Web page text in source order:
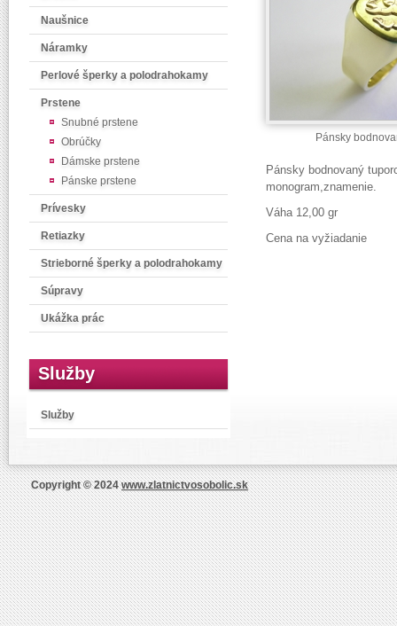
Naušnice
Náramky
Perlové šperky a polodrahokamy
Prstene
Snubné prstene
Obrúčky
Dámske prstene
Pánske prstene
Prívesky
Retiazky
Strieborné šperky a polodrahokamy
Súpravy
Ukážka prác
Služby
Služby
Pánsky
Pánsky bodnovaný
monogram,znamenie.
Váha 12,00 gr
Cena na vyžiadanie
Copyright © 2024www.zlatnictvosobolic.sk